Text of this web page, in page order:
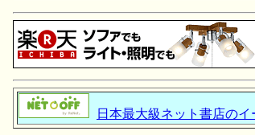
日本最大級ネット書店のイ